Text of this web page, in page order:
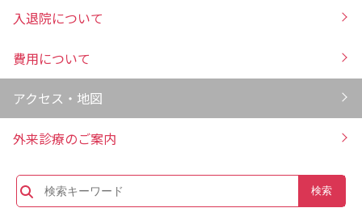
入退院について
費用について
アクセス・地図
外来診療のご案内